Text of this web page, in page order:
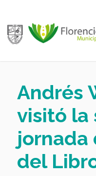
Andrés
visitó la
jornada
del